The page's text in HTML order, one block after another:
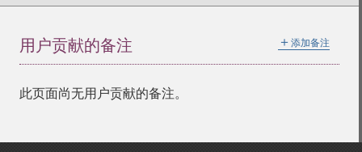
＋ 添加备注
用户贡献的备注
此页面尚无用户贡献的备注。